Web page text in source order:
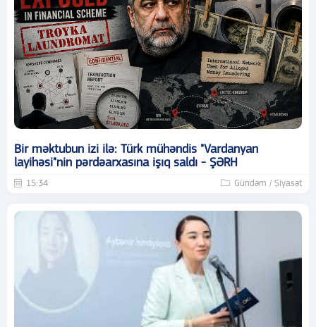
Bir məktubun izi ilə: Türk mühəndis "Vardanyan
layihəsi"nin pərdəarxasına işıq saldı - ŞƏRH
15:34 Gündəm / Siyasət